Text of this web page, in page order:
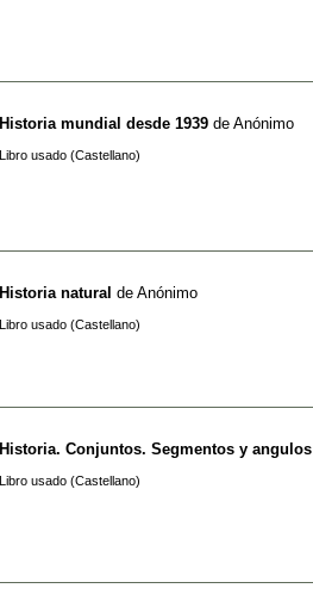
Historia mundial desde 1939 de Anónimo
Libro usado (Castellano)
Historia natural de Anónimo
Libro usado (Castellano)
Historia. Conjuntos. Segmentos y angulos
Libro usado (Castellano)